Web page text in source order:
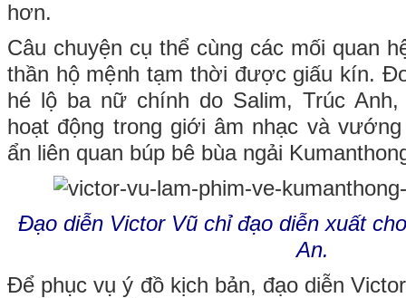
hơn.
Câu chuyện cụ thể cùng các mối quan
thần hộ mệnh tạm thời được giấu kín.
hé lộ ba nữ chính do Salim, Trúc Anh,
hoạt động trong giới âm nhạc và
ẩn liên quan búp bê bùa ngải
Đạo diễn Victor Vũ chỉ đạo diễn xuất
An.
Để phục vụ ý đồ kịch bản, đạo diễn